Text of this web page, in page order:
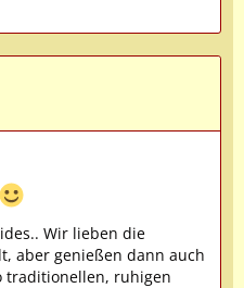
Wir lieben die
aber genießen dann auch
traditionellen, ruhigen